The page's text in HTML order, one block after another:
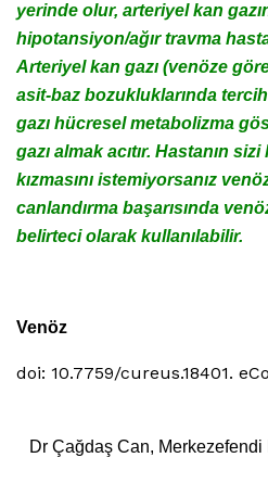
yerinde olur, arteriyel kan
hipotansiyon/ağır travma
Arteriyel kan gazı (venöze
asit-baz bozukluklarında
gazı hücresel metabolizma
gazı almak acıtır. Hastanın
kızmasını istemiyorsanız
canlandırma başarısında
belirteci olarak kullanılabilir.
Venöz
doi: 10.7759/cureus.18401.
Dr Çağdaş Can, Merkezefendi